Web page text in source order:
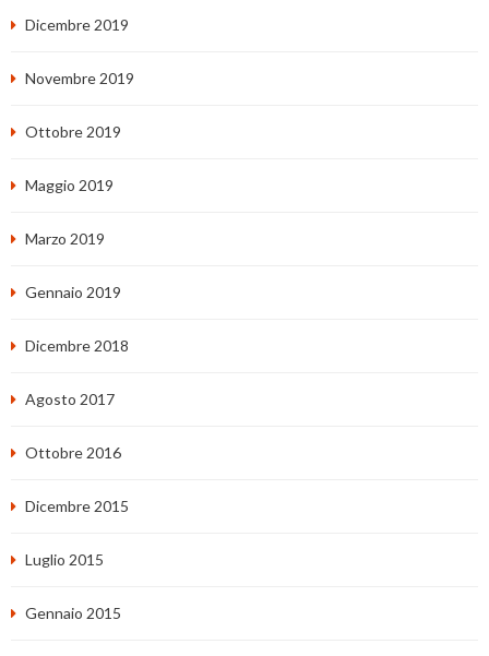
Dicembre 2019
Novembre 2019
Ottobre 2019
Maggio 2019
Marzo 2019
Gennaio 2019
Dicembre 2018
Agosto 2017
Ottobre 2016
Dicembre 2015
Luglio 2015
Gennaio 2015